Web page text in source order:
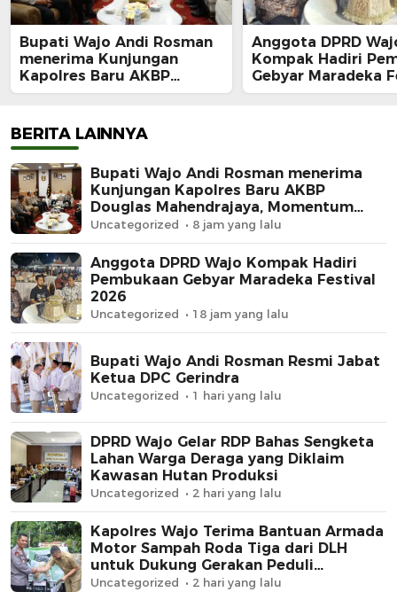
Bupati Wajo Andi Rosman
menerima Kunjungan
Kapolres Baru AKBP
Douglas Mahendrajaya,
Sinergi
Anggota DPRD
Kompak Hadiri
Gebyar Maradeka
2026
BERITA LAINNYA
Bupati Wajo Andi Rosman menerima
Kunjungan Kapolres Baru AKBP
Douglas Mahendrajaya, Momentum
Memperkuat Sinergi
Uncategorized 8 jam yang lalu
Anggota DPRD Wajo Kompak Hadiri
Pembukaan Gebyar Maradeka Festival
2026
Uncategorized 18 jam yang lalu
Bupati Wajo Andi Rosman Resmi Jabat
Ketua DPC Gerindra
Uncategorized 1 hari yang lalu
DPRD Wajo Gelar RDP Bahas Sengketa
Lahan Warga Deraga yang Diklaim
Kawasan Hutan Produksi
Uncategorized 2 hari yang lalu
Kapolres Wajo Terima Bantuan Armada
Motor Sampah Roda Tiga dari DLH
untuk Dukung Gerakan Peduli
Lingkungan
Uncategorized 2 hari yang lalu